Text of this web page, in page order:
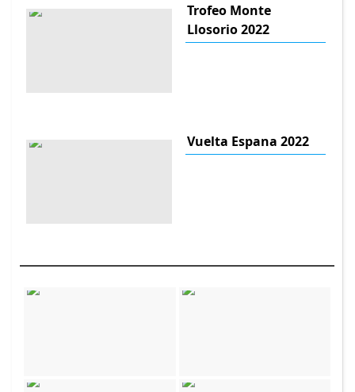
Trofeo Monte
Llosorio 2022
Vuelta Espana 2022